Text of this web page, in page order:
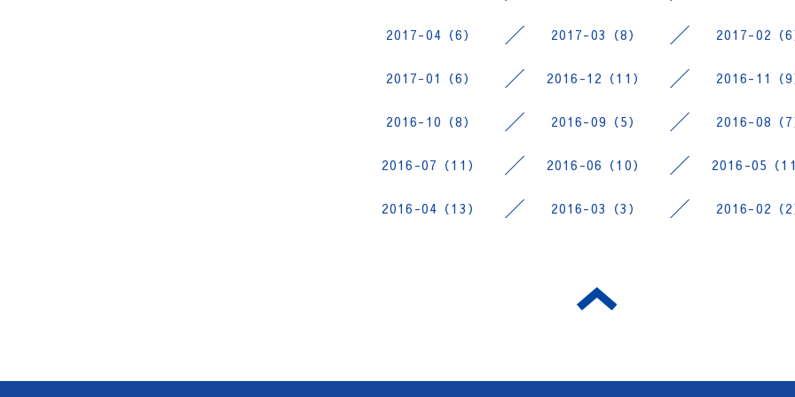
2017-04（6） 2017-03（8） 2017-02（
2017-01（6） 2016-12（11） 2016-11（
2016-10（8） 2016-09（5） 2016-08（
2016-07（11） 2016-06（10） 2016-05（
2016-04（13） 2016-03（3） 2016-02（